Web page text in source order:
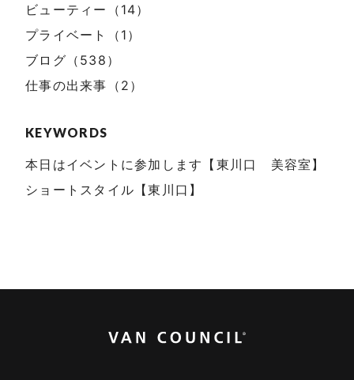
ビューティー（14）
プライベート（1）
ブログ（538）
仕事の出来事（2）
KEYWORDS
本日はイベントに参加します【東川口 美容室】
ショートスタイル【東川口】